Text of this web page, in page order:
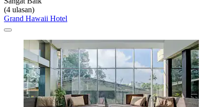
(4 ulasan)
Grand Hawaii Hotel